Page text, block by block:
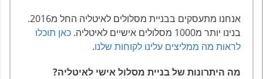
אנחנו מתעסקים בבניית מסלולים לאיטליה החל מ2016.
בנינו יותר מ1000 מסלולים אישיים לאיטליה.
כאן תוכלו
לראות מה ממליצים עלינו לקוחות שלנו.
מה היתרונות של בניית מסלול אישי לאיטליה?